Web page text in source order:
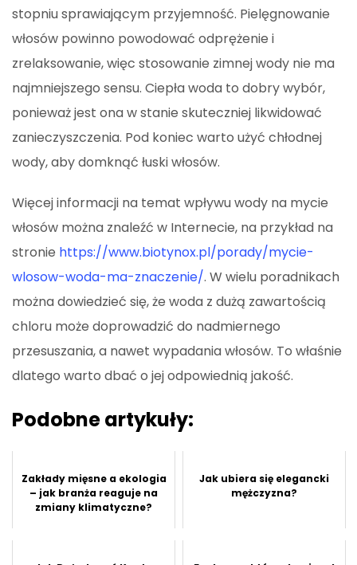
stopniu sprawiającym przyjemność. Pielęgnowanie
włosów powinno powodować odprężenie i
zrelaksowanie, więc stosowanie zimnej wody nie ma
najmniejszego sensu. Ciepła woda to dobry wybór,
ponieważ jest ona w stanie skuteczniej likwidować
zanieczyszczenia. Pod koniec warto użyć chłodnej
wody, aby domknąć łuski włosów.
Więcej informacji na temat wpływu wody na mycie
włosów można znaleźć w Internecie, na przykład na
stronie https://www.biotynox.pl/porady/mycie-
wlosow-woda-ma-znaczenie/. W wielu poradnikach
można dowiedzieć się, że woda z dużą zawartością
chloru może doprowadzić do nadmiernego
przesuszania, a nawet wypadania włosów. To właśnie
dlatego warto dbać o jej odpowiednią jakość.
Podobne artykuły:
Zakłady mięsne a ekologia
– jak branża reaguje na
zmiany klimatyczne?
Jak ubiera się elegancki
mężczyzna?